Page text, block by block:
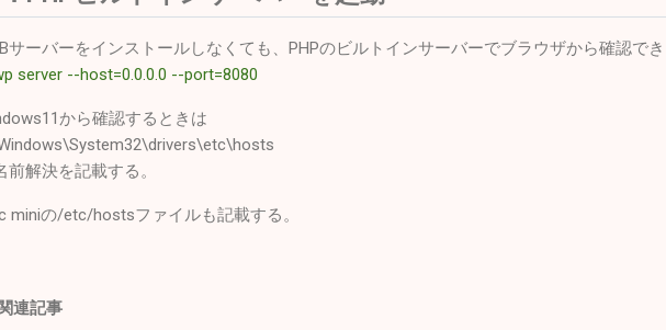
サーバーをインストールしなくても、PHPのビルトインサーバーでブラウザから確認で
server --host=0.0.0.0 --port=8080
から確認するときは
前解決を記載する。
miniの/etc/hostsファイルも記載する。
連記事